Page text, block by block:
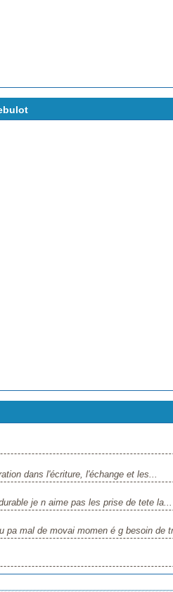
dans l'écriture, l'échange et les...
je n aime pas les prise de tete la...
pa mal de movai momen é g besoin de